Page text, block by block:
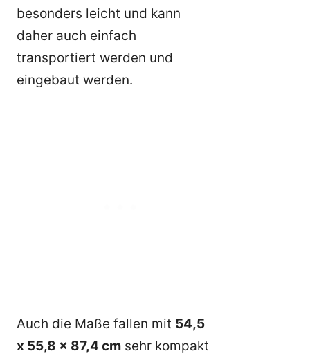
besonders leicht und kann
daher auch einfach
transportiert werden und
eingebaut werden.
Auch die Maße fallen mit 54,5
x 55,8 x 87,4 cm sehr kompakt